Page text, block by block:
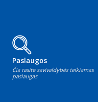
Paslaugos
Čia rasite savivaldybės teikiamas
paslaugas